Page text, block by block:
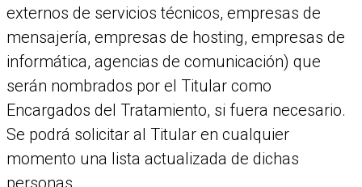
externos de servicios técnicos, empresas de
mensajería, empresas de hosting, empresas de
informática, agencias de comunicación) que
serán nombrados por el Titular como
Encargados del Tratamiento, si fuera necesario.
Se podrá solicitar al Titular en cualquier
momento una lista actualizada de dichas
personas.